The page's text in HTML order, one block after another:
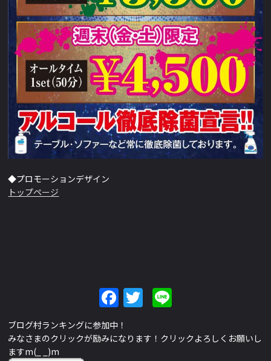
◆プロモーションデザイン
トップページ
Facebook
Twitter
ブログ村ランキングに参加中！
みなさまのクリックが励みになります！クリックよろしくお願いし
ますm(_ _)m